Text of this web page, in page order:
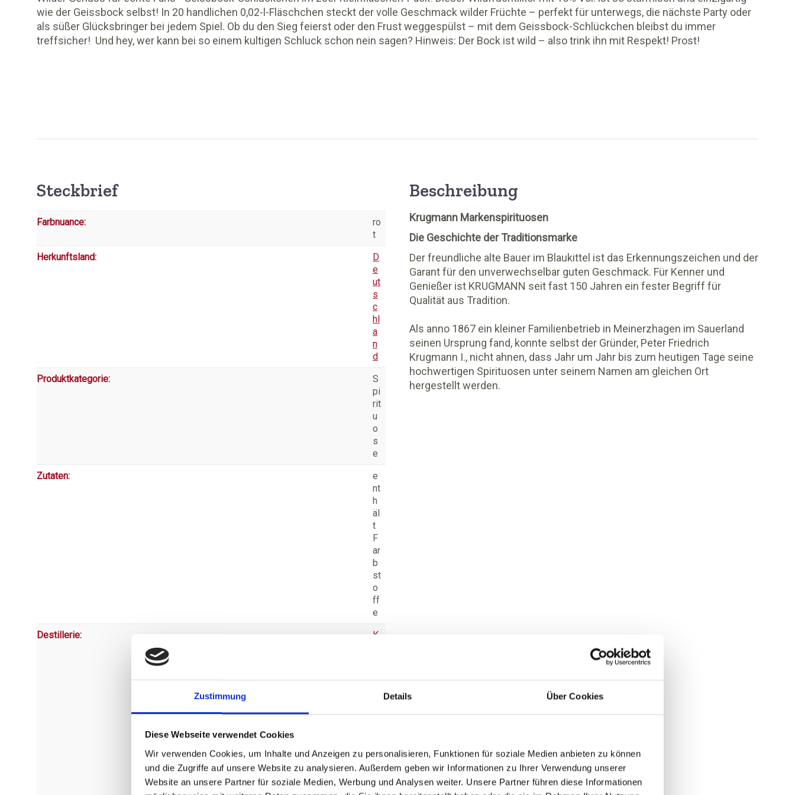
Zustimmung Details Über Cookies
Diese Webseite verwendet Cookies
Wir verwenden Cookies, um Inhalte und Anzeigen zu personalisieren, Funktionen für soziale Medien anbieten zu können
und die Zugriffe auf unsere Website zu analysieren. Außerdem geben wir Informationen zu Ihrer Verwendung unserer
Website an unsere Partner für soziale Medien, Werbung und Analysen weiter. Unsere Partner führen diese Informationen
wie der Geissbock selbst! In 20 handlichen 0,02-l-Fläschchen steckt der volle Geschmack wilder Früchte – perfekt für unterwegs, die nächste Party oder
als süßer Glücksbringer bei jedem Spiel. Ob du den Sieg feierst oder den Frust weggespülst – mit dem Geissbock-Schlückchen bleibst du immer
treffsicher! Und hey, wer kann bei so einem kultigen Schluck schon nein sagen? Hinweis: Der Bock ist wild – also trink ihn mit Respekt! Prost!
Steckbrief
Farbnuance:
ro
t
Herkunftsland:
D
e
ut
s
c
hl
a
n
d
Produktkategorie:
S
pi
rit
u
o
s
e
Zutaten:
e
nt
h
äl
t
F
ar
b
st
o
ff
e
Destillerie:
K
e
n
s
Beschreibung
Krugmann Markenspirituosen
Die Geschichte der Traditionsmarke
Der freundliche alte Bauer im Blaukittel ist das Erkennungszeichen und der
Garant für den unverwechselbar guten Geschmack. Für Kenner und
Genießer ist KRUGMANN seit fast 150 Jahren ein fester Begriff für
Qualität aus Tradition.
Als anno 1867 ein kleiner Familienbetrieb in Meinerzhagen im Sauerland
seinen Ursprung fand, konnte selbst der Gründer, Peter Friedrich
Krugmann I., nicht ahnen, dass Jahr um Jahr bis zum heutigen Tage seine
hochwertigen Spirituosen unter seinem Namen am gleichen Ort
hergestellt werden.